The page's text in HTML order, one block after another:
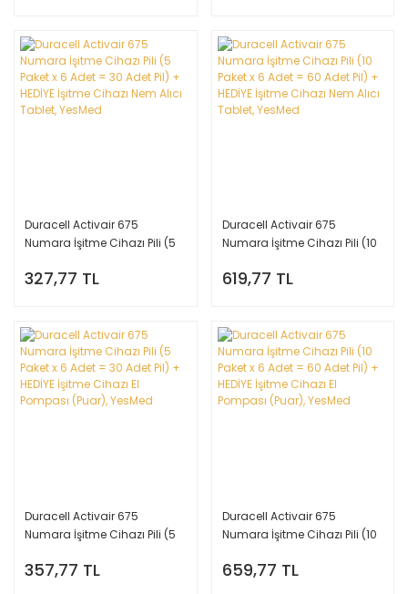
Duracell Activair 675
Numara İşitme Cihazı Pili (5
HEDİYE İşitme Cihazı Nem
327,77 TL
Duracell Activair 675
Numara İşitme Cihazı Pili (10
HEDİYE İşitme Cihazı Nem
619,77 TL
Duracell Activair 675
Numara İşitme Cihazı Pili (5
HEDİYE İşitme Cihazı El
357,77 TL
Duracell Activair 675
Numara İşitme Cihazı Pili (10
HEDİYE İşitme Cihazı El
659,77 TL